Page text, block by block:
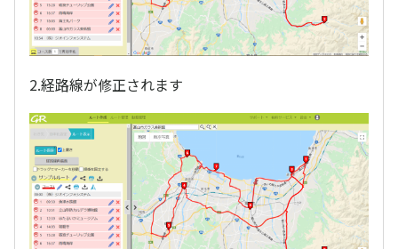
2.経路線が修正されます